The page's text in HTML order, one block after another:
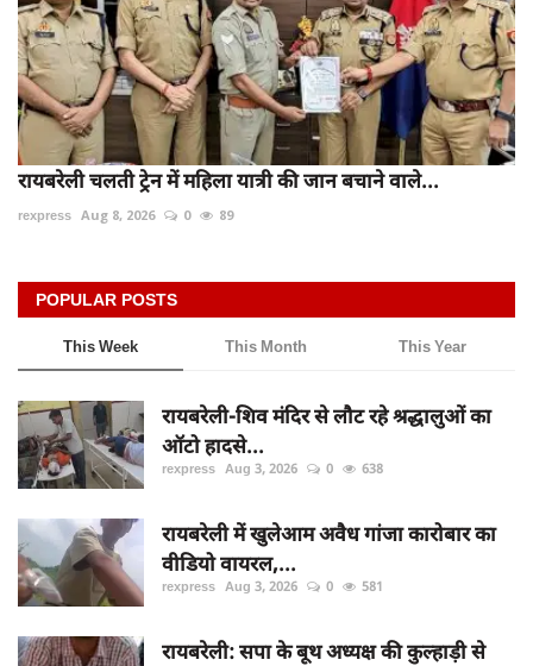
रायबरेली चलती ट्रेन में महिला यात्री की जान बचाने वाले...
rexpress Aug 8, 2026 0 89
POPULAR POSTS
This Week This Month This Year
रायबरेली-शिव मंदिर से लौट रहे श्रद्धालुओं का
ऑटो हादसे...
rexpress Aug 3, 2026 0 638
रायबरेली में खुलेआम अवैध गांजा कारोबार का
वीडियो वायरल,...
rexpress Aug 3, 2026 0 581
रायबरेली: सपा के बूथ अध्यक्ष की कुल्हाड़ी से